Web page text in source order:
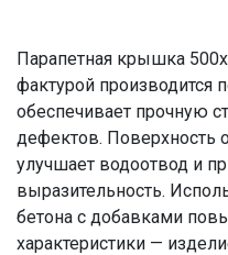
Парапетная крышка
фактурой производится
обеспечивает прочную
дефектов. Поверхность
улучшает водоотвод и
выразительность.
бетона с добавками
характеристики —